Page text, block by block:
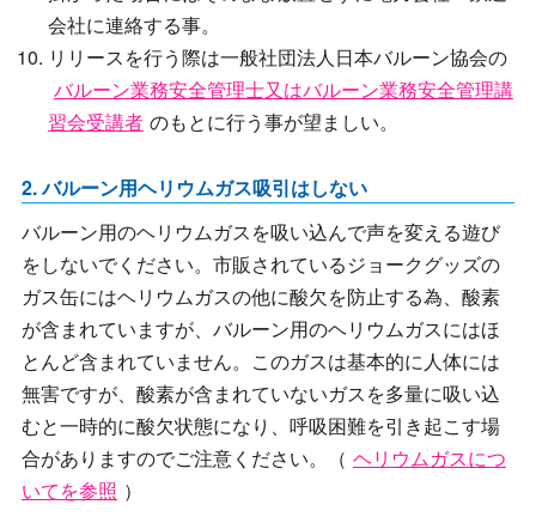
会社に連絡する事。
リリースを行う際は一般社団法人日本バルーン協会の
バルーン業務安全管理士又はバルーン業務安全管理講
習会受講者 のもとに行う事が望ましい。
2. バルーン用ヘリウムガス吸引はしない
バルーン用のヘリウムガスを吸い込んで声を変える遊び
をしないでください。市販されているジョークグッズの
ガス缶にはヘリウムガスの他に酸欠を防止する為、酸素
が含まれていますが、バルーン用のヘリウムガスにはほ
とんど含まれていません。このガスは基本的に人体には
無害ですが、酸素が含まれていないガスを多量に吸い込
むと一時的に酸欠状態になり、呼吸困難を引き起こす場
合がありますのでご注意ください。（ ヘリウムガスにつ
いてを参照 ）